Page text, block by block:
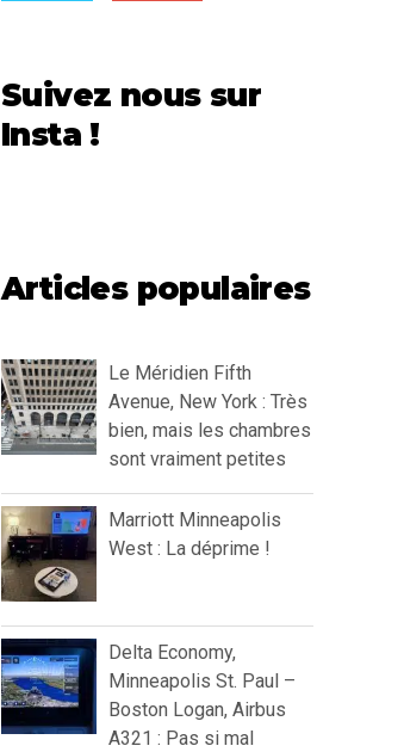
Suivez nous sur
Insta !
Articles populaires
Le Méridien Fifth
Avenue, New York : Très
bien, mais les chambres
sont vraiment petites
Marriott Minneapolis
West : La déprime !
Delta Economy,
Minneapolis St. Paul –
Boston Logan, Airbus
A321 : Pas si mal